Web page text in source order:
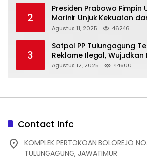
2
Presiden Prabowo Pimpin
Marinir Unjuk Kekuatan
Struktur Baru
Agustus 11, 2025 46246
3
Satpol PP Tulungagung
Reklame Ilegal,
dan Indah
Agustus 12, 2025 44600
Contact Info
KOMPLEK PERTOKOAN BOLOREJO
TULUNGAGUNG, JAWATIMUR